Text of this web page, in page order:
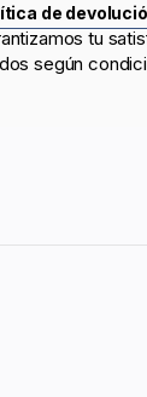
de
tu
según